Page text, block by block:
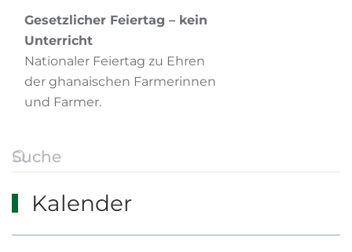
Gesetzlicher Feiertag – kein
Unterricht
Nationaler Feiertag zu Ehren
der ghanaischen Farmerinnen
und Farmer.
Kalender